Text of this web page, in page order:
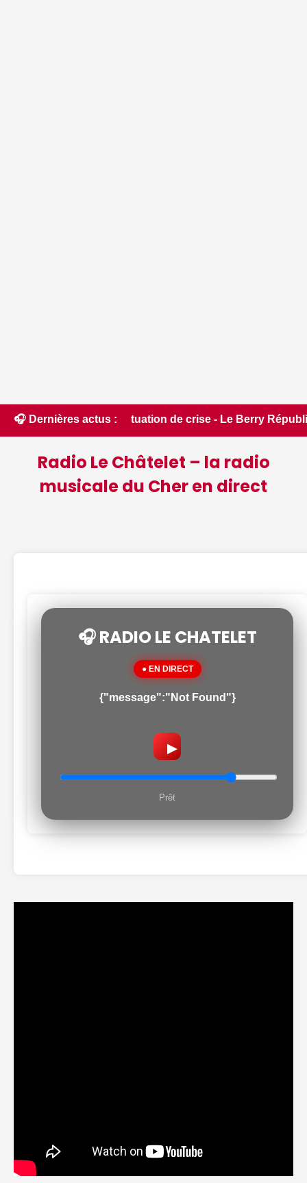
🎧 Dernières actus :
de crise - Le Berry Républicain • 📰
Radio Le Châtelet – la radio
musicale du Cher en direct
🎧 RADIO LE CHATELET
● EN DIRECT
{"message":"Not Found"}
▶
Prêt